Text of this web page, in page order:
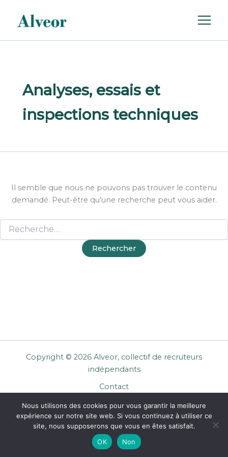
contenu
Analyses, essais et
inspections techniques
Il semble que nous ne pouvons pas trouver le contenu
demandé. Peut-être qu’une recherche peut vous aider.
Copyright © 2026 Alveor, collectif de recruteurs
indépendants
Contact
Mentions légales
Confidentialité
CGU Entreprises
Nous utilisons des cookies pour vous garantir la meilleure
expérience sur notre site web. Si vous continuez à utiliser ce
site, nous supposerons que vous en êtes satisfait.
OK
Non